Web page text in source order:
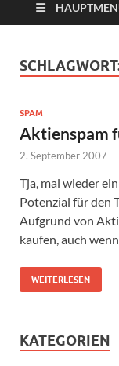
SPAM
Aktienspam
2. September 2007 -
Tja, mal wieder
Potenzial für den
Aufgrund von
kaufen, auch
WEITERLESEN
KATEGORIEN